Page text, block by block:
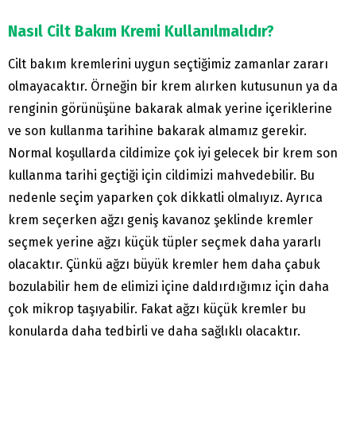
Nasıl Cilt Bakım Kremi Kullanılmalıdır?
Cilt bakım kremlerini uygun seçtiğimiz zamanlar zararı
olmayacaktır. Örneğin bir krem alırken kutusunun ya da
renginin görünüşüne bakarak almak yerine içeriklerine
ve son kullanma tarihine bakarak almamız gerekir.
Normal koşullarda cildimize çok iyi gelecek bir krem son
kullanma tarihi geçtiği için cildimizi mahvedebilir. Bu
nedenle seçim yaparken çok dikkatli olmalıyız. Ayrıca
krem seçerken ağzı geniş kavanoz şeklinde kremler
seçmek yerine ağzı küçük tüpler seçmek daha yararlı
olacaktır. Çünkü ağzı büyük kremler hem daha çabuk
bozulabilir hem de elimizi içine daldırdığımız için daha
çok mikrop taşıyabilir. Fakat ağzı küçük kremler bu
konularda daha tedbirli ve daha sağlıklı olacaktır.